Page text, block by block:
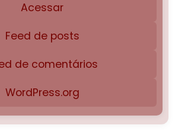
Acessar
Feed de posts
de comentários
WordPress.org